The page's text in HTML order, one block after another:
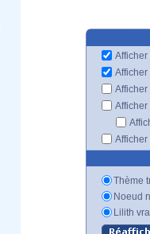
Thème
Noeud
Lilith